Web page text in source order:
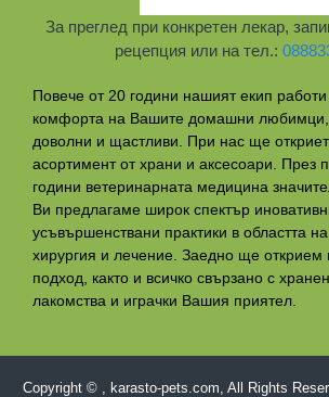
За преглед при конкретен лекар,
рецепция или на тел.:
Повече от 20 години нашият екип работи
комфорта на Вашите домашни любимци,
доволни и щастливи. При нас ще
асортимент от храни и аксесоари. През
години ветеринарната медицина
Ви предлагаме широк спектър
усъвършенствани практики в областта
хирургия и лечение. Заедно ще
подход, както и всичко свързано с
лакомства и играчки Вашия приятел.
Copyright © , karasto-pets.com, All Rights